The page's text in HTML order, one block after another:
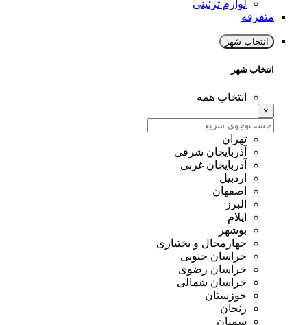
لوازم تزئینی
متفرقه
انتخاب شهر
انتخاب شهر
انتخاب همه
×
تهران
آذربایجان شرقی
آذربایجان غربی
اردبیل
اصفهان
البرز
ایلام
بوشهر
چهارمحال و بختیاری
خراسان جنوبی
خراسان رضوی
خراسان شمالی
خوزستان
زنجان
سمنان